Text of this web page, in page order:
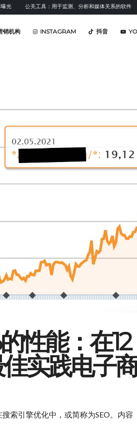
公关工具：用于监测、分析和媒体关系的软件 情
销机构 INSTAGRAM 抖音
性能：在12
实践电子商
索引擎优化中，或简称为SEO。内容